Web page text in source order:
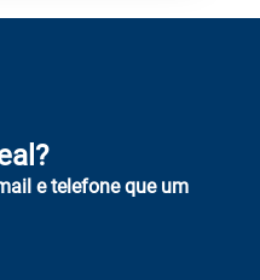
e telefone que um